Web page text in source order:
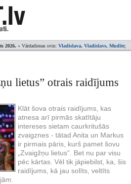
2026. » Vārdadienas svin: Vladislava, Vladislavs, Mudīte;
lietus” otrais raidījums
Klāt šova otrais raidījums, kas
atnesa arī pirmās skatītāju
intereses sietam caurkritušās
zvaigznes - tātad Anita un Markus
ir pirmais pāris, kurš pamet šovu
„Zvaigžņu lietus”. Bet nu par visu
pēc kārtas. Vēl tik jāpiebilst, ka, šis
raidījums, kā jau solīts, veltīts